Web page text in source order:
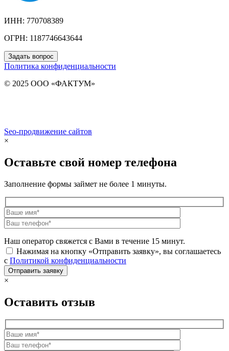
ИНН: 770708389
ОГРН: 1187746643644
Задать вопрос
Политика конфиденциальности
© 2025 ООО «ФАКТУМ»
Seo-продвижение сайтов
×
Оставьте свой номер телефона
Заполнение формы займет не более 1 минуты.
Наш оператор свяжется с Вами в течение 15 минут.
Нажимая на кнопку «Отправить заявку», вы соглашаетесь
с Политикой конфиденциальности
×
Оставить отзыв